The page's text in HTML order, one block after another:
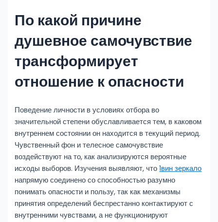
По какой причине
душевное самочувствие
трансформирует
отношение к опасности
Поведение личности в условиях отбора во
значительной степени обуславливается тем, в каковом
внутреннем состоянии он находится в текущий период.
Чувственный фон и телесное самочувствие
воздействуют на то, как анализируются вероятные
исходы выборов. Изучения выявляют, что1вин зеркало
напрямую соединено со способностью разумно
понимать опасности и пользу, так как механизмы
принятия определений беспрестанно контактируют с
внутренними чувствами, а не функционируют